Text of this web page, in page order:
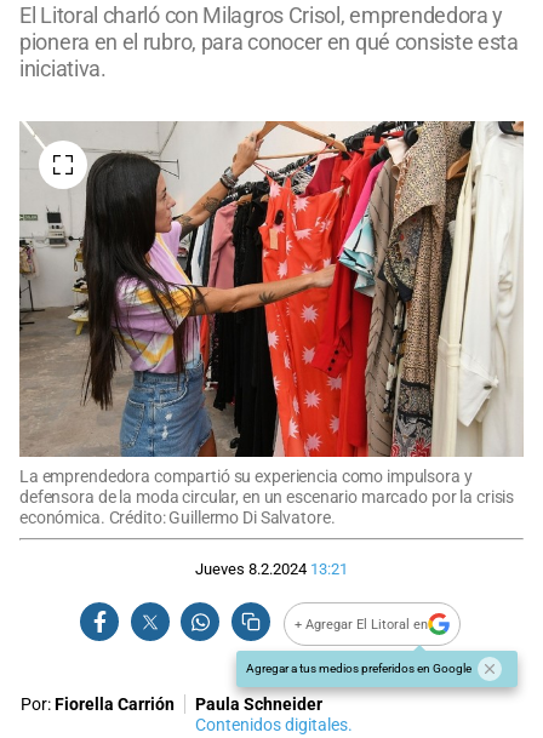
El Litoral charló con Milagros Crisol, emprendedora y
pionera en el rubro, para conocer en qué consiste esta
iniciativa.
La emprendedora compartió su experiencia como impulsora y
defensora de la moda circular, en un escenario marcado por la crisis
económica. Crédito: Guillermo Di Salvatore.
Jueves 8.2.2024 13:21
+ Agregar El Litoral en
Agregar a tus medios preferidos en Google
Por:Fiorella Carrión
Paula Schneider
Contenidos digitales.